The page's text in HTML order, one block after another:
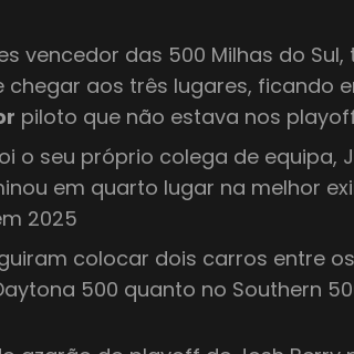
vencedor das 500 Milhas do Sul,
chegar aos três lugares, ficando
piloto que não estava nos
o seu próprio colega de equipa,
em quarto lugar na melhor
2025
colocar dois carros entre
500 quanto no Southern